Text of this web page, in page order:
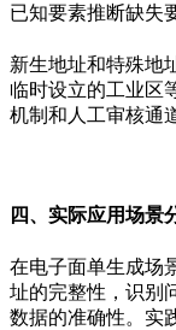
已知要素推断缺失
新生地址和特殊地
临时设立的工业区
机制和人工审核通
四、实际应用场景
在电子面单生成场
址的完整性，识别
数据的准确性。实